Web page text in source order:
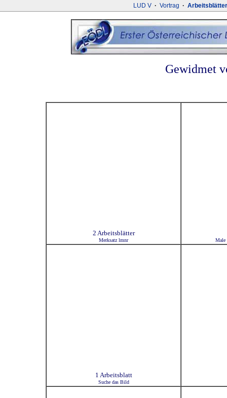
LUD V · Vortrag · Arbeitsblätter
Gewidmet
2 Arbeitsblätter
Merksatz lmnr Male
1 Arbeitsblatt
Suche das Bild